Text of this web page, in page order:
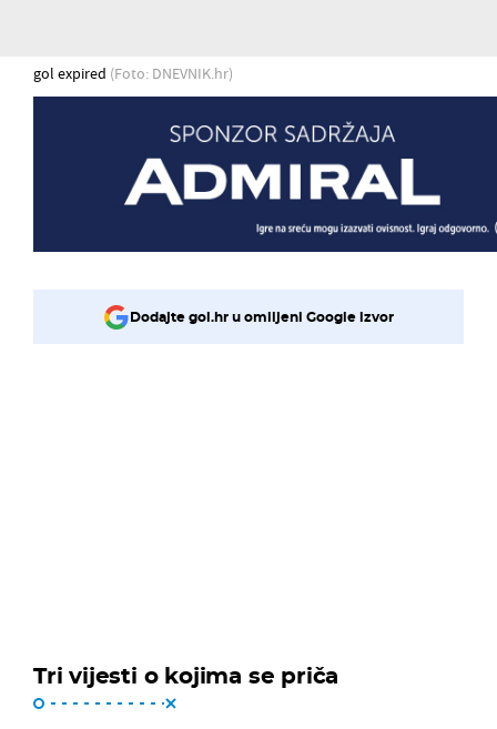
gol expired (Foto: DNEVNIK.hr)
Dodajte gol.hr u omiljeni Google izvor
Tri vijesti o kojima se priča